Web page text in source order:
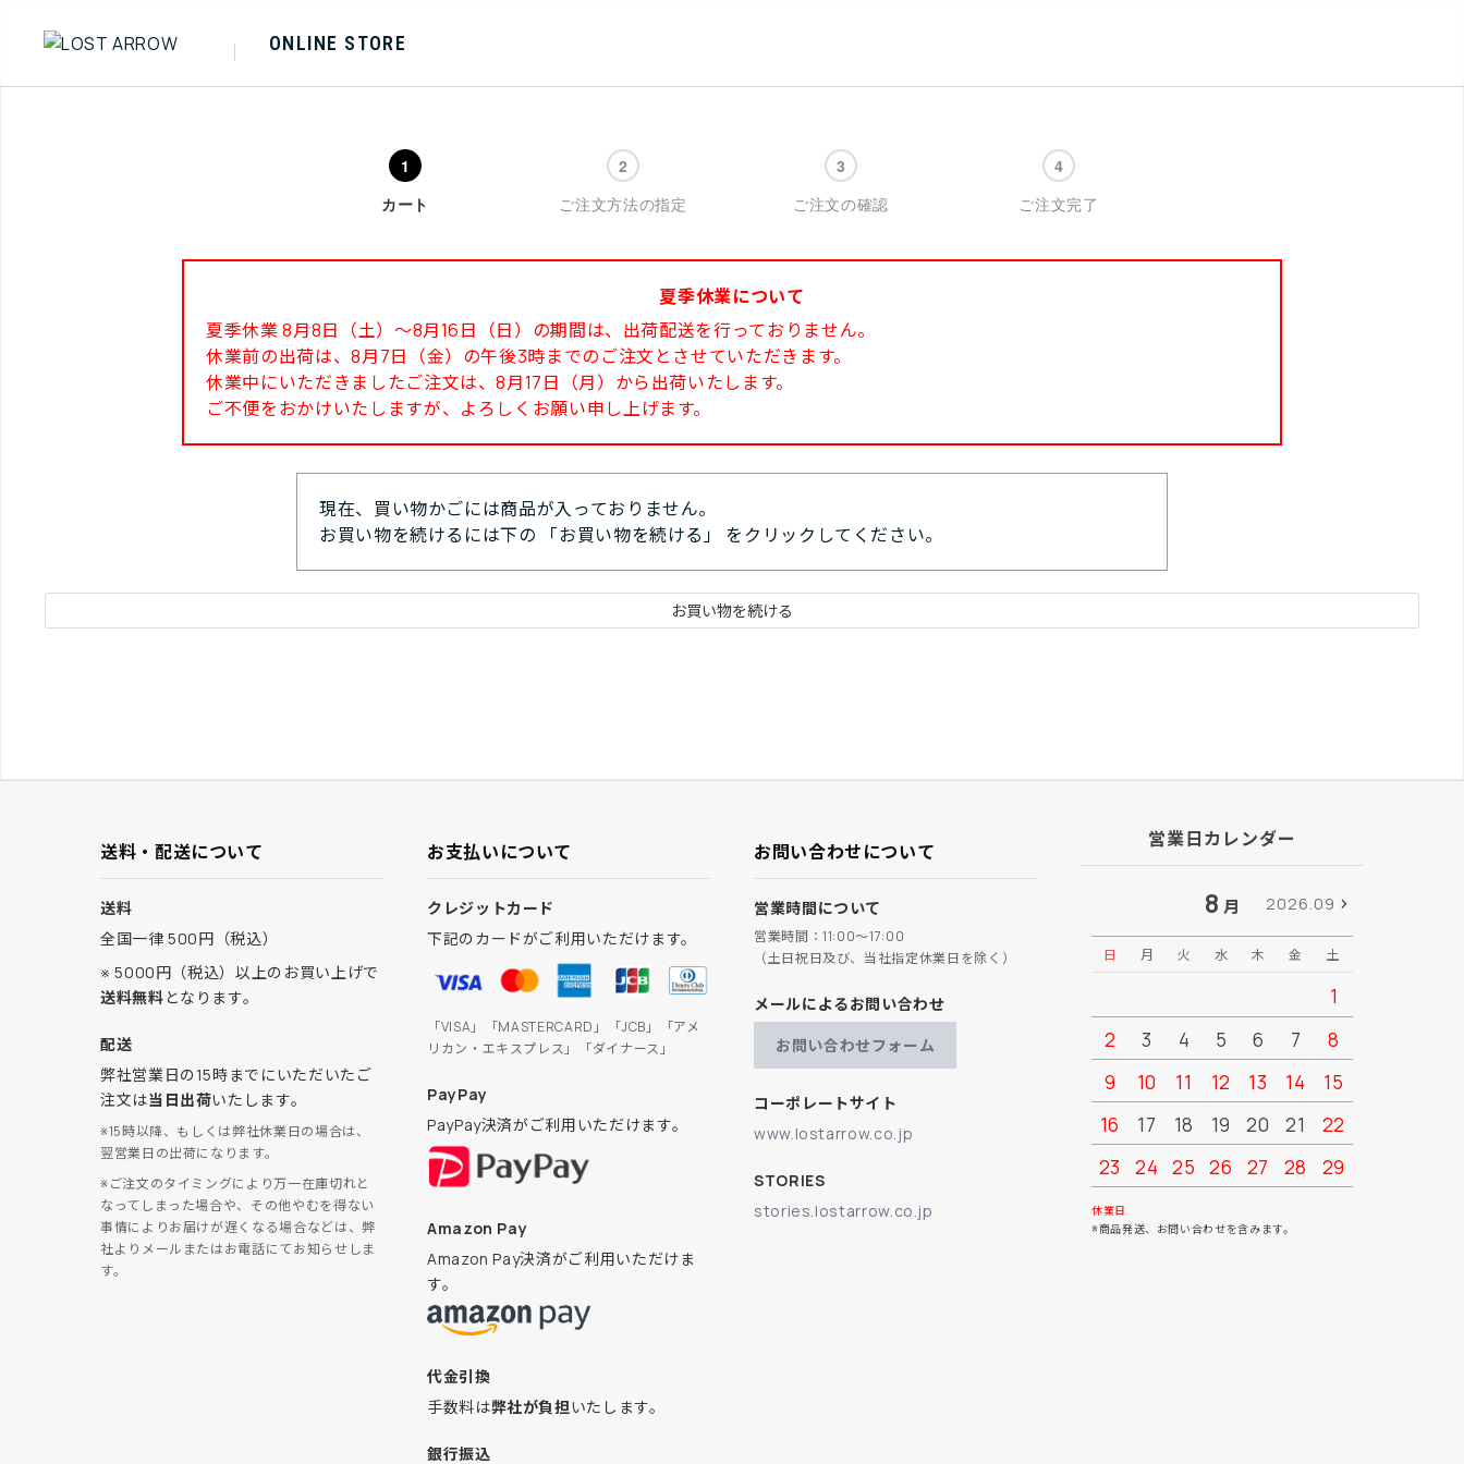
ONLINE STORE
カート ご注文方法の指定 ご注文の確認 ご注文完了
夏季休業について
夏季休業 8月8日（土）～8月16日（日）の期間は、出荷配送を行っておりません。
休業前の出荷は、8月7日（金）の午後3時までのご注文とさせていただきます。
休業中にいただきましたご注文は、8月17日（月）から出荷いたします。
ご不便をおかけいたしますが、よろしくお願い申し上げます。
現在、買い物かごには商品が入っておりません。
お買い物を続けるには下の 「お買い物を続ける」 をクリックしてください。
送料・配送について
送料
全国一律 500円（税込）
※ 5000円（税込）以上のお買い上げで
送料無料となります。
配送
弊社営業日の15時までにいただいたご
注文は当日出荷いたします。
※15時以降、もしくは弊社休業日の場合は、
翌営業日の出荷になります。
※ご注文のタイミングにより万一在庫切れと
なってしまった場合や、その他やむを得ない
事情によりお届けが遅くなる場合などは、弊
社よりメールまたはお電話にてお知らせしま
す。
お支払いについて
クレジットカード
下記のカードがご利用いただけます。
「VISA」「MASTERCARD」「JCB」「アメ
リカン・エキスプレス」「ダイナース」
PayPay
PayPay決済がご利用いただけます。
Amazon Pay
Amazon Pay決済がご利用いただけま
す。
代金引換
手数料は弊社が負担いたします。
銀行振込
お問い合わせについて
営業時間について
営業時間：11:00～17:00
（土日祝日及び、当社指定休業日を除く）
メールによるお問い合わせ
お問い合わせフォーム
コーポレートサイト
www.lostarrow.co.jp
STORIES
stories.lostarrow.co.jp
営業日カレンダー
8 月 2026.09
日 月 火 水 木 金 土
1
2
3 4 5 6 7
8
9
10 11 12 13 14
15
16
17 18 19 20 21
22
23
24 25 26 27 28
29
30
休業日
※商品発送、お問い合わせを含みます。